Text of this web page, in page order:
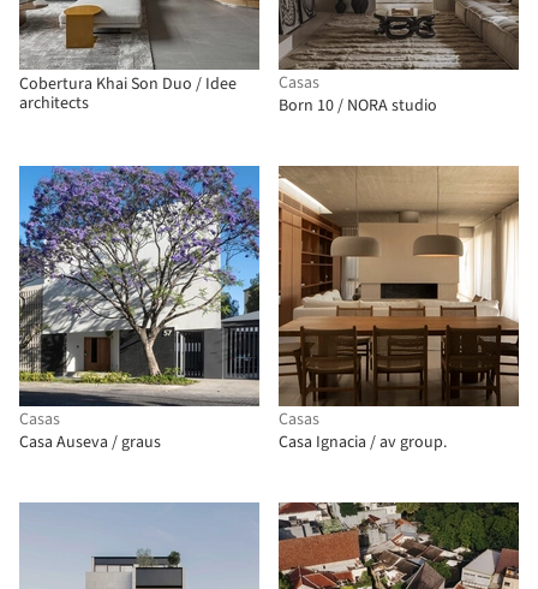
Cobertura Khai Son Duo / Idee
architects
Casas
Born 10 / NORA studio
Casas
Casa Auseva / graus
Casas
Casa Ignacia / av group.